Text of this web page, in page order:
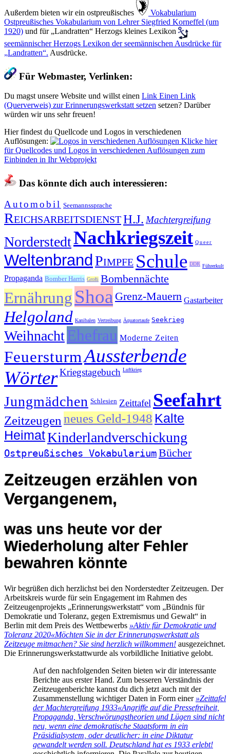
Außerdem bieten wir ein ostpreußisches
️ Vokabularium
Ostpreußisches Vokabularium von Lehrer Siegfried Korneffel (um
1920) und für Landratten Herzogs kleines Lexikon
seemännischerHerzogs Lexikon der seemännischen Ausdrücke für
Landratten . Ausdrücke.
Für Webmaster, Verlinken:
Du magst unsere Website und willst einen Link Einen Link
(Querverweis) zur Erinnerungswerkstatt setzen setzen? Darüber
würden wir uns sehr freuen!
Hier findest du Quellcode und Logos in verschiedenen
Auflösungen:
Klicke hier
für Quellcodes und Logos in verschiedenen Auflösungen zum
Einbinden in Ihr Webprojekt
Das könnte dich auch interessieren:
Automobil Seemannssprache
ReichsarbeitsdienstH.J. Machtergreifung
NorderstedtNachkriegszeit Queer
Weltenbrand PimpfeSchule DDR Führerkult
Propaganda Bomber Harris Großi Bombennächte
Ernährung Shoa Grenz-Mauern Gastarbeiter
Helgoland Kanibalen Vertreibung Äquatortaufe Seekrieg
WeihnachtEhefrau Moderne Zeiten
FeuersturmAussterbende
WörterKriegstagebuch Luftkrieg
Jungmädchen Schlesien Zeittafel Seefahrt
Zeitzeugen neues Geld-1948 Kalte
HeimatKinderlandverschickung
Ostpreußisches VokabulariumBücher
Zeitzeugen erzählen von
Vergangenem,
was uns heute vor der
Wiederholung alter Fehler
bewahren könnte
Wir begrüßen dich herzlichst bei den Norderstedter Zeitzeugen. Der
Arbeitskreis wurde für sein Engagement im Rahmen des
Zeitzeugenprojekts „Erinnerungswerkstatt“ vom „Bündnis für
Demokratie und Toleranz, gegen Extremismus und Gewalt“ in
Berlin mit dem Preis des Wettbewerbs »Aktiv für Demokratie und
Toleranz 2020«Möchten Sie in der Erinnerungswerkstatt als
Zeitzeuge mitmachen? Sie sind herzlich willkommen! ausgezeichnet.
Die Erinnerungswerkstattwurde als vorbildliche Initiative gelobt.
Auf den nachfolgenden Seiten bieten wir dir interessante
Berichte aus erster Hand. Zum besseren Verständnis der
Zeitzeugenberichte kannst du dich jetzt auch mit der
Zusammenstellung wichtiger Daten in Form einer »Zeittafel
der Machtergreifung 1933«Angriffe auf die Pressefreiheit,
Propaganda, Verschwörungstheorien und Lügen sind nicht
neu, wenn eine demokratische Staatsform in ein
Präsidialsystem, oder deutlicher: in eine Diktatur
gewandelt werden soll. Deutschland hat es 1933 erlebt!